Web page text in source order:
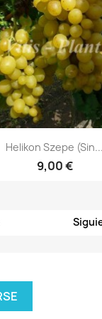
Vista rápida
Helikon Szepe (sin...
9,00 €